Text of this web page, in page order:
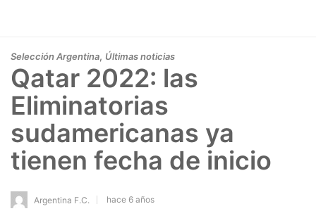
Selección Argentina, Últimas noticias
Qatar 2022: las
Eliminatorias
sudamericanas ya
tienen fecha de inicio
Argentina F.C. hace 6 años